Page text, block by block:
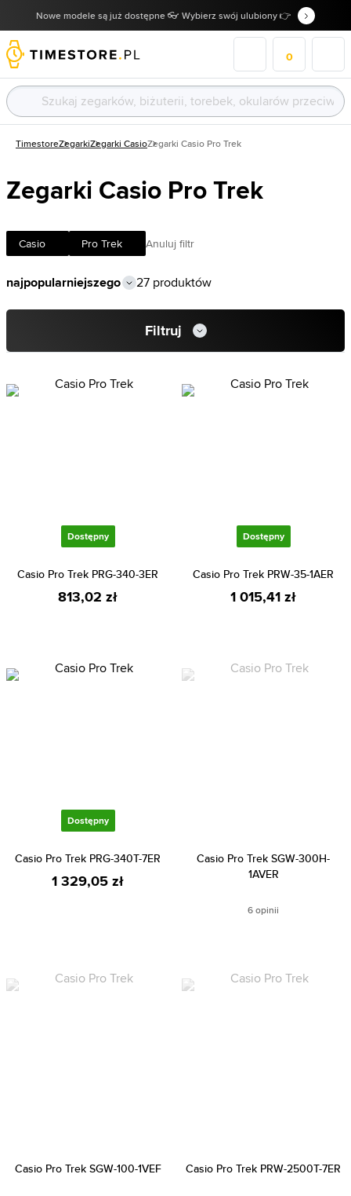
Nowe modele są już dostępne 👓 Wybierz swój ulubiony 👉
0
TimestoreZegarkiZegarki CasioZegarki Casio Pro Trek
Zegarki Casio Pro Trek
Casio Pro Trek Anuluj filtr
27 produktów
Filtruj
Dostępny
Casio Pro Trek PRG-340-3ER
813,02 zł
Dostępny
Casio Pro Trek PRW-35-1AER
1 015,41 zł
Dostępny
Casio Pro Trek PRG-340T-7ER
1 329,05 zł
Casio Pro Trek SGW-300H-
1AVER
6 opinii
Casio Pro Trek SGW-100-1VEF Casio Pro Trek PRW-2500T-7ER